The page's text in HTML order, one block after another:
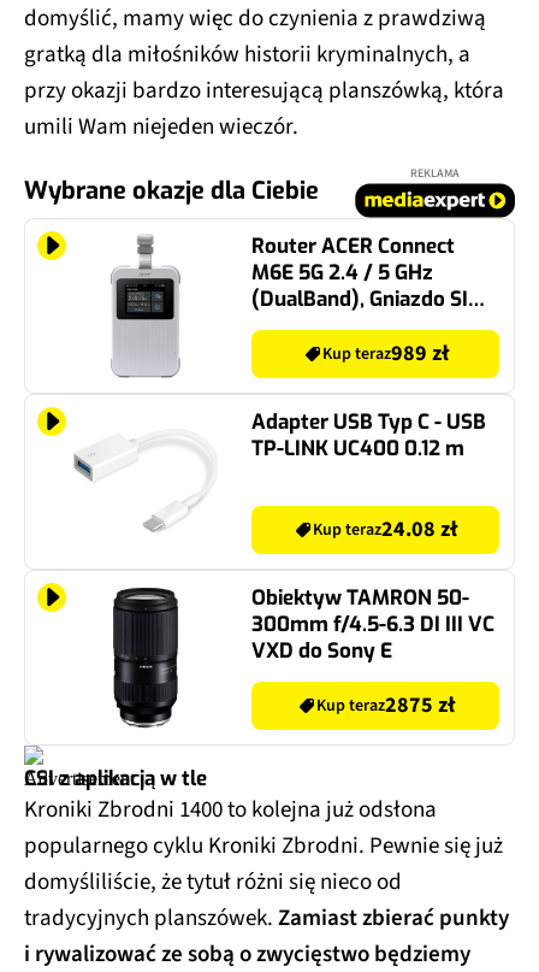
domyślić, mamy więc do czynienia z prawdziwą
gratką dla miłośników historii kryminalnych, a
przy okazji bardzo interesującą planszówką, która
umili Wam niejeden wieczór.
Wybrane okazje dla Ciebie
REKLAMA
Router ACER Connect
M6E 5G 2.4 / 5 GHz
(DualBand), Gniazdo SIM,
Pakiet danych 1GB
Kup teraz989 zł
Adapter USB Typ C - USB
TP-LINK UC400 0.12 m
Kup teraz24.08 zł
Obiektyw TAMRON 50-
300mm f/4.5-6.3 DI III VC
VXD do Sony E
Kup teraz2875 zł
CSI z aplikacją w tle
Kroniki Zbrodni 1400 to kolejna już odsłona
popularnego cyklu Kroniki Zbrodni. Pewnie się już
domyśliliście, że tytuł różni się nieco od
tradycyjnych planszówek.Zamiast zbierać punkty
i rywalizować ze sobą o zwycięstwo będziemy